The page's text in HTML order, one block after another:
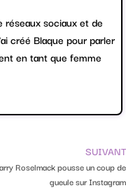
réseaux sociaux et de
créé Blaque pour parler
en tant que femme
SUIVANT
Roselmack pousse un coup de
gueule sur Instagram